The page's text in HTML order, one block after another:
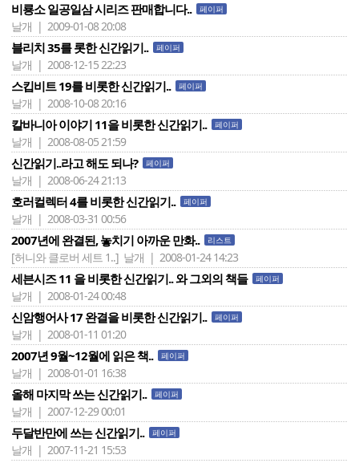
비룡소 일공일삼 시리즈 판매합니다.. 페이퍼
날개 | 2009-01-08 20:08
블리치 35를 롯한 신간읽기.. 페이퍼
날개 | 2008-12-15 22:23
스킵비트 19를 비롯한 신간읽기.. 페이퍼
날개 | 2008-10-08 20:16
칼바니아 이야기 11을 비롯한 신간읽기.. 페이퍼
날개 | 2008-08-05 21:59
신간읽기..라고 해도 되나? 페이퍼
날개 | 2008-06-24 21:13
호러컬렉터 4를 비롯한 신간읽기.. 페이퍼
날개 | 2008-03-31 00:56
2007년에 완결된, 놓치기 아까운 만화.. 리스트
[허니와 클로버 세트 1..] 날개 | 2008-01-24 14:23
세븐시즈 11 을 비롯한 신간읽기.. 와 그외의 책들 페이퍼
날개 | 2008-01-24 00:48
신암행어사 17 완결을 비롯한 신간읽기.. 페이퍼
날개 | 2008-01-11 01:20
2007년 9월~12월에 읽은 책.. 페이퍼
날개 | 2008-01-01 16:38
올해 마지막 쓰는 신간읽기.. 페이퍼
날개 | 2007-12-29 00:01
두달반만에 쓰는 신간읽기.. 페이퍼
날개 | 2007-11-21 15:53